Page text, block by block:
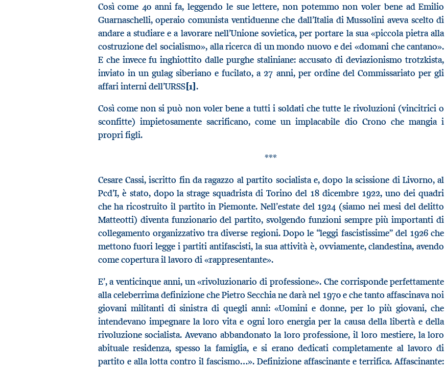
Così come 40 anni fa, leggendo le sue lettere, non potemmo non voler bene ad Emilio
Guarnaschelli, operaio comunista ventiduenne che dall’Italia di Mussolini aveva scelto di
andare a studiare e a lavorare nell’Unione sovietica, per portare la sua «piccola pietra alla
costruzione del socialismo», alla ricerca di un mondo nuovo e dei «domani che cantano».
E che invece fu inghiottito dalle purghe staliniane: accusato di deviazionismo trotzkista,
inviato in un gulag siberiano e fucilato, a 27 anni, per ordine del Commissariato per gli
affari interni dell’URSS[1].
Così come non si può non voler bene a tutti i soldati che tutte le rivoluzioni (vincitrici o
sconfitte) impietosamente sacrificano, come un implacabile dio Crono che mangia i
propri figli.
***
Cesare Cassi, iscritto fin da ragazzo al partito socialista e, dopo la scissione di Livorno, al
Pcd’I, è stato, dopo la strage squadrista di Torino del 18 dicembre 1922, uno dei quadri
che ha ricostruito il partito in Piemonte. Nell’estate del 1924 (siamo nei mesi del delitto
Matteotti) diventa funzionario del partito, svolgendo funzioni sempre più importanti di
collegamento organizzativo tra diverse regioni. Dopo le “leggi fascistissime” del 1926 che
mettono fuori legge i partiti antifascisti, la sua attività è, ovviamente, clandestina, avendo
come copertura il lavoro di «rappresentante».
E’, a venticinque anni, un «rivoluzionario di professione». Che corrisponde perfettamente
alla celeberrima definizione che Pietro Secchia ne darà nel 1970 e che tanto affascinava noi
giovani militanti di sinistra di quegli anni: «Uomini e donne, per lo più giovani, che
intendevano impegnare la loro vita e ogni loro energia per la causa della libertà e della
rivoluzione socialista. Avevano abbandonato la loro professione, il loro mestiere, la loro
abituale residenza, spesso la famiglia, e si erano dedicati completamente al lavoro di
partito e alla lotta contro il fascismo…». Definizione affascinante e terrifica. Affascinante: